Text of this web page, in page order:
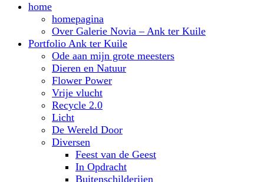
home
homepagina
Over Galerie Novia – Ank ter Kuile
Portfolio Ank ter Kuile
Ode aan mijn grote meesters
Dieren en Natuur
Flower Power
Vrije vlucht
Recycle 2.0
Licht
De Wereld Door
Diversen
Feest van de Geest
In Opdracht
Buitenschilderijen